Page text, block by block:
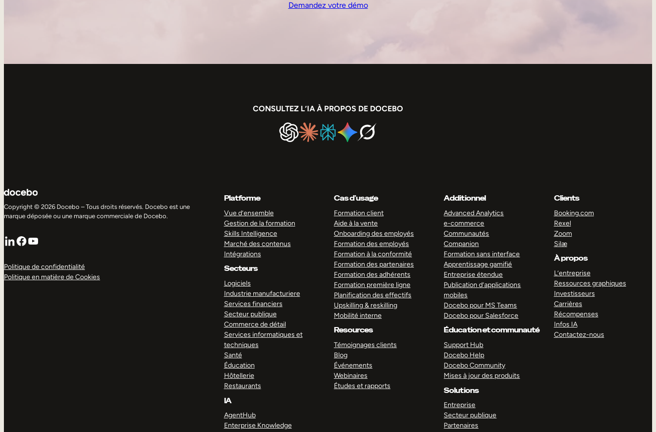
Demandez votre démo
CONSULTEZ L’IA À PROPOS DE DOCEBO
Copyright © 2026 Docebo – Tous droits réservés. Docebo est une
marque déposée ou une marque commerciale de Docebo.
LinkedIn
Facebook
YouTube
Politique de confidentialité
Politique en matière de Cookies
Platforme
Vue d’ensemble
Gestion de la formation
Skills Intelligence
Marché des contenus
Intégrations
Secteurs
Logiciels
Industrie manufacturiere
Services financiers
Secteur publique
Commerce de détail
Services informatiques et
techniques
Santé
Éducation
Hôtellerie
Restaurants
IA
AgentHub
Enterprise Knowledge
Cas d’usage
Formation client
Aide à la vente
Onboarding des employés
Formation des employés
Formation à la conformité
Formation des partenaires
Formation des adhérents
Formation première ligne
Planification des effectifs
Upskilling & reskilling
Mobilité interne
Resources
Témoignages clients
Blog
Événements
Webinaires
Études et rapports
Additionnel
Advanced Analytics
e-commerce
Communautés
Companion
Formation sans interface
Apprentissage gamifié
Entreprise étendue
Publication d’applications
mobiles
Docebo pour MS Teams
Docebo pour Salesforce
Éducation et communauté
Support Hub
Docebo Help
Docebo Community
Mises à jour des produits
Solutions
Entreprise
Secteur publique
Partenaires
Clients
Booking.com
Rexel
Zoom
Silæ
À propos
L’entreprise
Ressources graphiques
Investisseurs
Carrières
Récompenses
Infos IA
Contactez-nous